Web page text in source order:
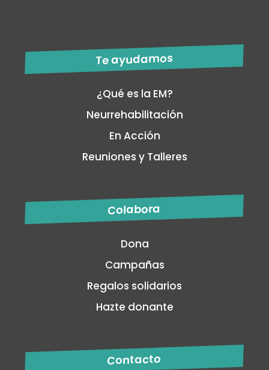
Te ayudamos
¿Qué es la EM?
Neurrehabilitación
En Acción
Reuniones y Talleres
Colabora
Dona
Campañas
Regalos solidarios
Hazte donante
Contacto